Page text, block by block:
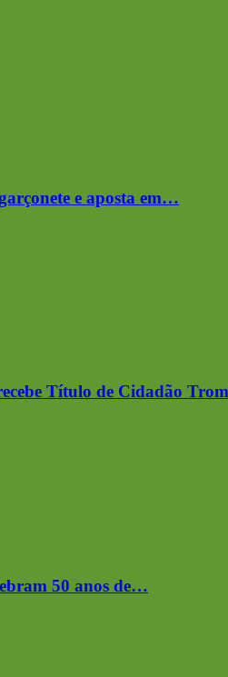
e aposta em…
Título de Cidadão
50 anos de…